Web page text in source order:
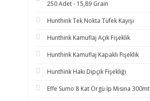
250 Adet - 15,89 Grain
Hunthink Tek Nokta Tüfek Kayışı
Hunthink Kamuflaj Açık Fişeklik
Hunthink Kamuflaj Kapaklı Fişeklik
Hunthink Haki Dipçik Fişekliği
Effe Sumo 8 Kat Örgü İp Misina 300mt